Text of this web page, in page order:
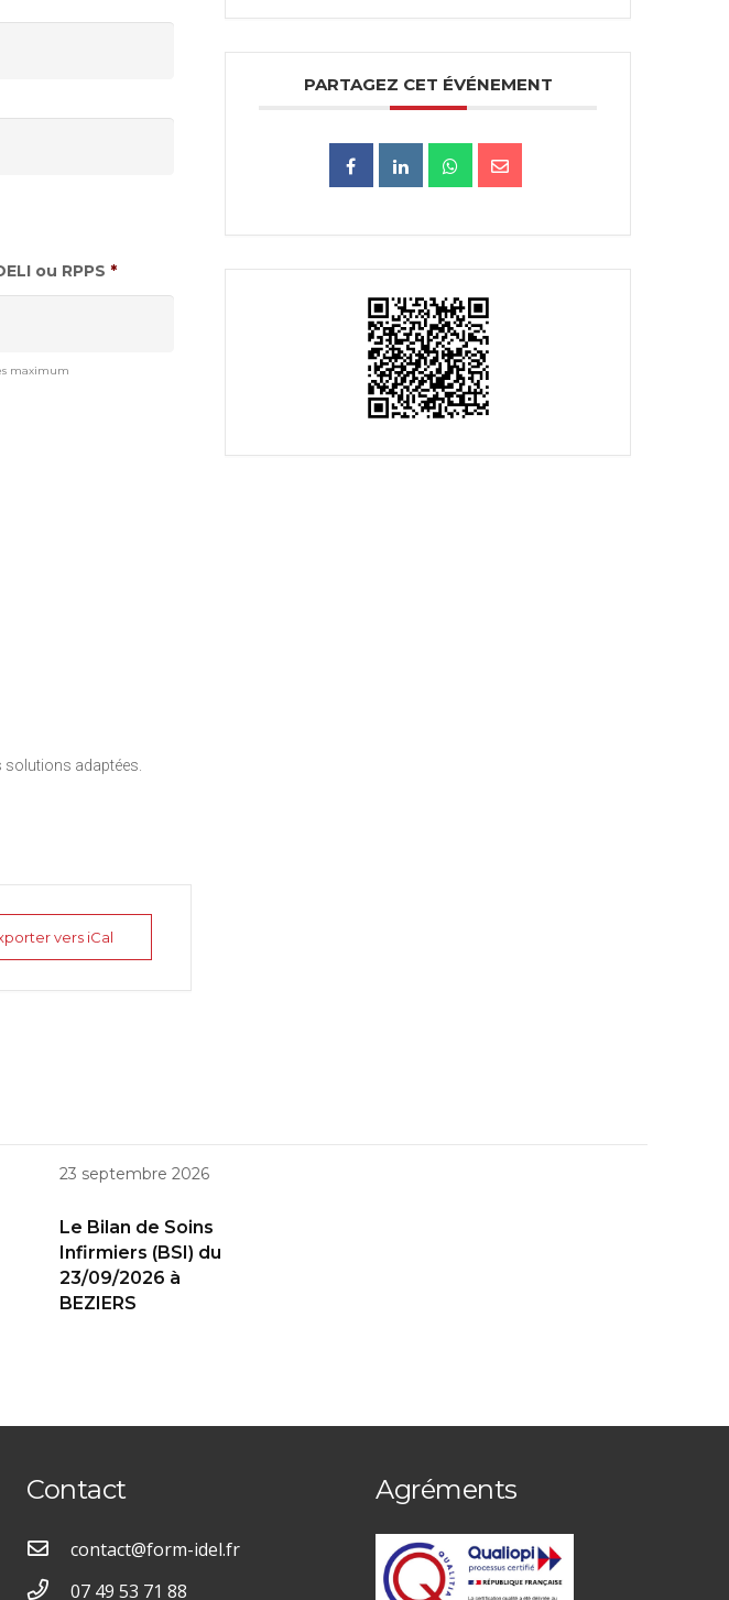
ou RPPS *
maximum
adaptées.
vers iCal
PARTAGEZ CET ÉVÉNEMENT
23 septembre 2026
Le Bilan de Soins
Infirmiers (BSI) du
23/09/2026 à
BEZIERS
Contact
contact@form-idel.fr
07 49 53 71 88
Agréments